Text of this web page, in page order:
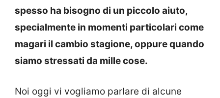
spesso ha bisogno di un piccolo aiuto,
specialmente in momenti particolari come
magari il cambio stagione, oppure quando
siamo stressati da mille cose.
Noi oggi vi vogliamo parlare di alcune